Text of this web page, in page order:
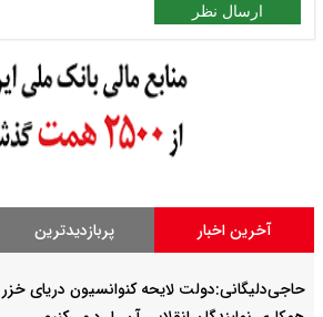
ارسال نظر
آخرین اخبار پربازدیدترین
حاجی‌دلیگانی:دولت لایحه کنوانسیون دریای